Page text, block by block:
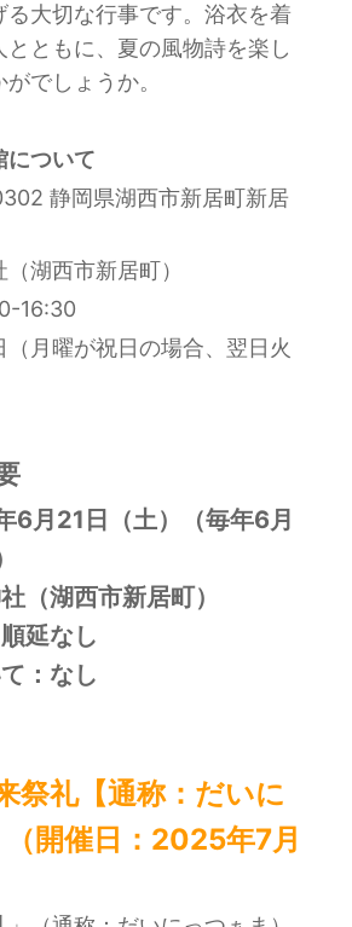
る大切な行事です。浴衣を着
とともに、夏の風物詩を楽し
でしょうか。
について
静岡県湖西市新居町新居
湖西市新居町）
16:30
（月曜が祝日の場合、翌日火
6月21日（土）（毎年6月
（湖西市新居町）
順延なし
：なし
祭礼【通称：だいに
（開催日：2025年7月